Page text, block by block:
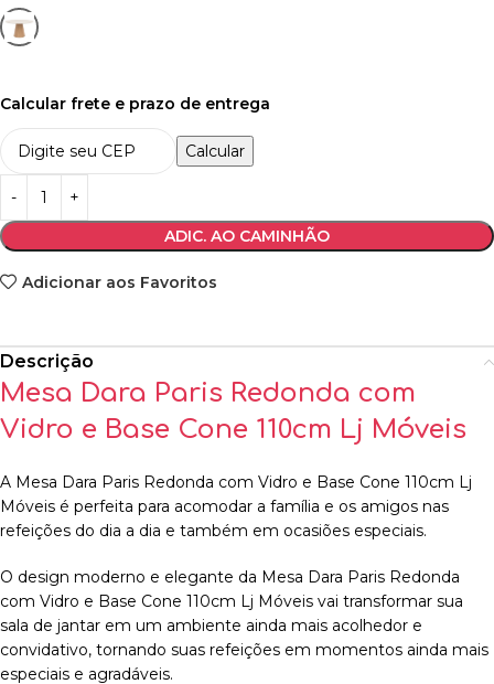
Calcular frete e prazo de entrega
Calcular
ADIC. AO CAMINHÃO
Adicionar aos Favoritos
Descrição
Mesa Dara Paris Redonda com
Vidro e Base Cone 110cm Lj Móveis
A Mesa Dara Paris Redonda com Vidro e Base Cone 110cm Lj
Móveis é perfeita para acomodar a família e os amigos nas
refeições do dia a dia e também em ocasiões especiais.
O design moderno e elegante da Mesa Dara Paris Redonda
com Vidro e Base Cone 110cm Lj Móveis vai transformar sua
sala de jantar em um ambiente ainda mais acolhedor e
convidativo, tornando suas refeições em momentos ainda mais
especiais e agradáveis.